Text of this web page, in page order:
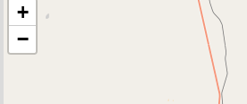
+
−